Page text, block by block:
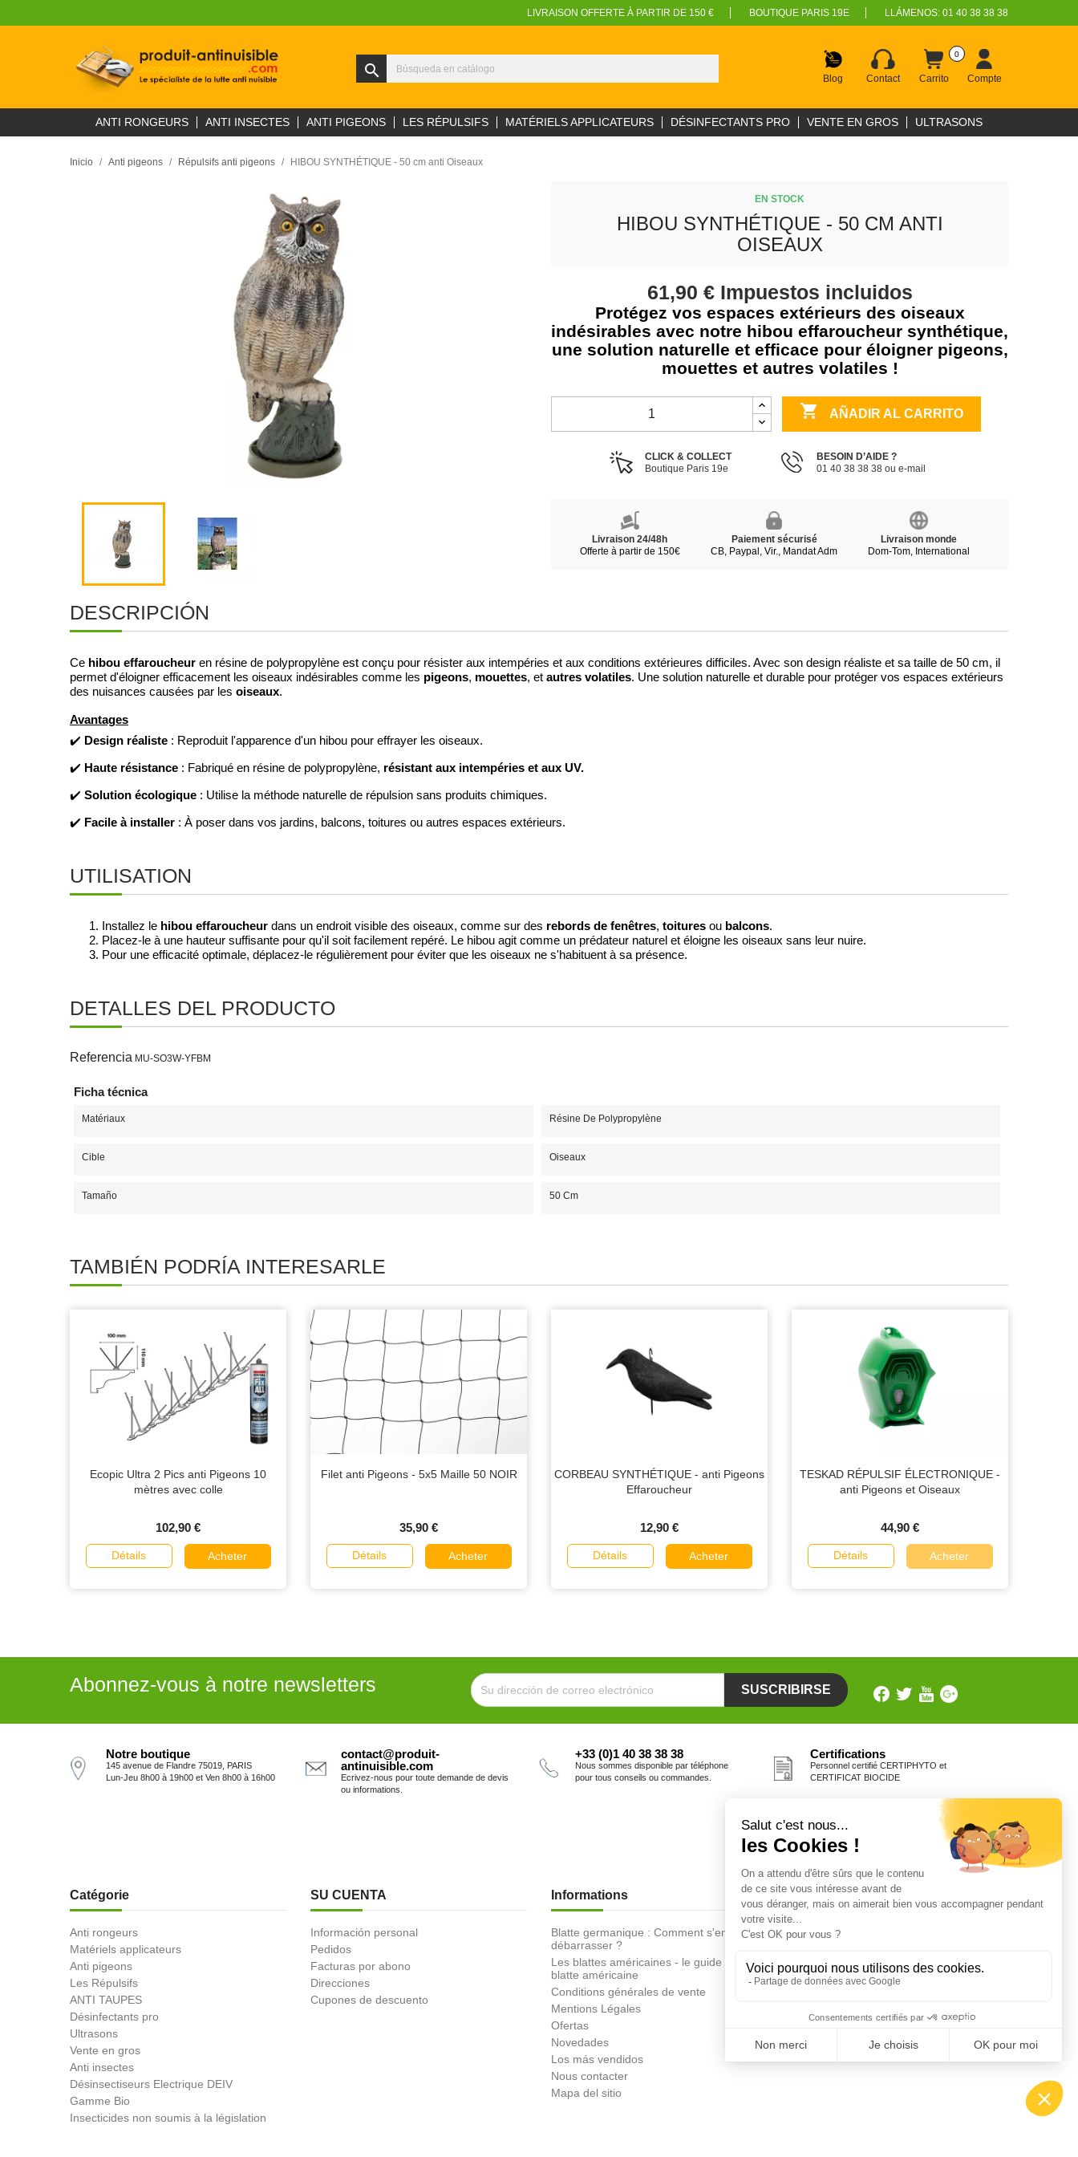
LIVRAISON OFFERTE À PARTIR DE 150 € BOUTIQUE PARIS 19E LLÁMENOS: 01 40 38 38 38
search Blog Contact Carrito
0
Compte
ANTI RONGEURS ANTI INSECTES ANTI PIGEONS LES RÉPULSIFS MATÉRIELS APPLICATEURS DÉSINFECTANTS PRO VENTE EN GROS ULTRASONS
Inicio Anti pigeons Répulsifs anti pigeons HIBOU SYNTHÉTIQUE - 50 cm anti Oiseaux
EN STOCK
HIBOU SYNTHÉTIQUE - 50 CM ANTI
OISEAUX
61,90 € Impuestos incluidos
Protégez vos espaces extérieurs des oiseaux
indésirables avec notre hibou effaroucheur synthétique,
une solution naturelle et efficace pour éloigner pigeons,
mouettes et autres volatiles !
 AÑADIR AL CARRITO
CLICK & COLLECT
Boutique Paris 19e
BESOIN D’AIDE ?
01 40 38 38 38 ou e-mail
Livraison 24/48h
Offerte à partir de 150€
Paiement sécurisé
CB, Paypal, Vir., Mandat Adm
Livraison monde
Dom-Tom, International
DESCRIPCIÓN
Ce hibou effaroucheur en résine de polypropylène est conçu pour résister aux intempéries et aux conditions extérieures difficiles. Avec son design réaliste et sa taille de 50 cm, il
permet d'éloigner efficacement les oiseaux indésirables comme les pigeons, mouettes, et autres volatiles. Une solution naturelle et durable pour protéger vos espaces extérieurs
des nuisances causées par les oiseaux.
Avantages
✔️ Design réaliste : Reproduit l'apparence d'un hibou pour effrayer les oiseaux.
✔️ Haute résistance : Fabriqué en résine de polypropylène, résistant aux intempéries et aux UV.
✔️ Solution écologique : Utilise la méthode naturelle de répulsion sans produits chimiques.
✔️ Facile à installer : À poser dans vos jardins, balcons, toitures ou autres espaces extérieurs.
UTILISATION
Installez le hibou effaroucheur dans un endroit visible des oiseaux, comme sur des rebords de fenêtres, toitures ou balcons.
Placez-le à une hauteur suffisante pour qu'il soit facilement repéré. Le hibou agit comme un prédateur naturel et éloigne les oiseaux sans leur nuire.
Pour une efficacité optimale, déplacez-le régulièrement pour éviter que les oiseaux ne s'habituent à sa présence.
DETALLES DEL PRODUCTO
Referencia MU-SO3W-YFBM
Ficha técnica
Matériaux Résine De Polypropylène
Cible Oiseaux
Tamaño 50 Cm
TAMBIÉN PODRÍA INTERESARLE
Ecopic Ultra 2 Pics anti Pigeons 10
mètres avec colle
102,90 €
Détails Acheter
Filet anti Pigeons - 5x5 Maille 50 NOIR
35,90 €
Détails Acheter
CORBEAU SYNTHÉTIQUE - anti Pigeons
Effaroucheur
12,90 €
Détails Acheter
TESKAD RÉPULSIF ÉLECTRONIQUE -
anti Pigeons et Oiseaux
44,90 €
Détails Acheter
Abonnez-vous à notre newsletters
Notre boutique
145 avenue de Flandre 75019, PARIS
Lun-Jeu 8h00 à 19h00 et Ven 8h00 à 16h00
contact@produit-
antinuisible.com
Ecrivez-nous pour toute demande de devis
ou informations.
+33 (0)1 40 38 38 38
Nous sommes disponible par téléphone
pour tous conseils ou commandes.
Certifications
Personnel certifié CERTIPHYTO et
CERTIFICAT BIOCIDE
Catégorie
Anti rongeurs
Matériels applicateurs
Anti pigeons
Les Répulsifs
ANTI TAUPES
Désinfectants pro
Ultrasons
Vente en gros
Anti insectes
Désinsectiseurs Electrique DEIV
Gamme Bio
Insecticides non soumis à la législation
SU CUENTA
Información personal
Pedidos
Facturas por abono
Direcciones
Cupones de descuento
Informations
Blatte germanique : Comment s'en
débarrasser ?
Les blattes américaines - le guide de la
blatte américaine
Conditions générales de vente
Mentions Légales
Ofertas
Novedades
Los más vendidos
Nous contacter
Mapa del sitio
Fiches conseils
Insecte